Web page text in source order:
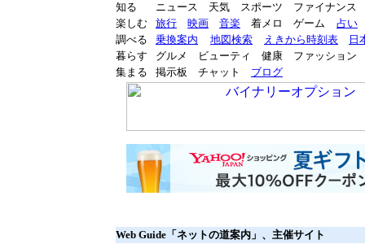
知る
ニュース 天気 スポーツ ファイナンス
楽しむ
旅行 映画 音楽 着メロ ゲーム 占い
調べる
乗換案内 地図検索 えきから時刻表
日
暮らす
グルメ ビューティ 健康 ファッション
集まる
掲示板 チャット ブログ
Web Guide「ネットの道案内」、主催サイト